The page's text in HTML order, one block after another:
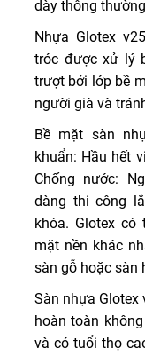
dày thông
Nhựa Glotex
tróc được xử lý
trượt bởi lớp bề
người già và
Bề mặt sàn
khuẩn: Hầu hết
Chống nước:
dàng thi công
khóa. Glotex
mặt nền khác
sàn gỗ hoặc sàn
Sàn nhựa Glotex
hoàn toàn
và có tuổi thọ